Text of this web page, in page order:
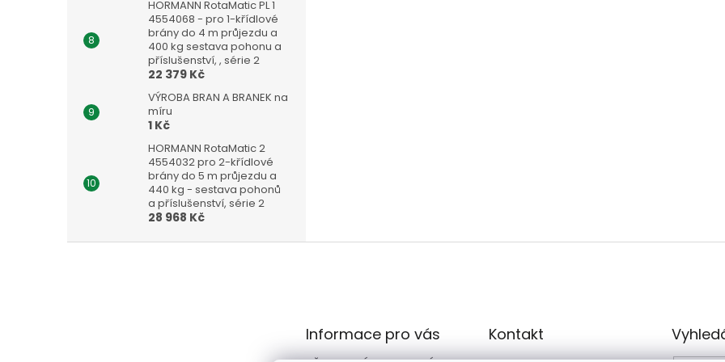
HORMANN RotaMatic PL 1
4554068 - pro 1-křídlové
brány do 4 m průjezdu a
400 kg sestava pohonu a
příslušenství, , série 2
22 379 Kč
VÝROBA BRAN A BRANEK na
míru
1 Kč
HORMANN RotaMatic 2
4554032 pro 2-křídlové
brány do 5 m průjezdu a
440 kg - sestava pohonů
a příslušenství, série 2
28 968 Kč
Informace pro vás Kontakt